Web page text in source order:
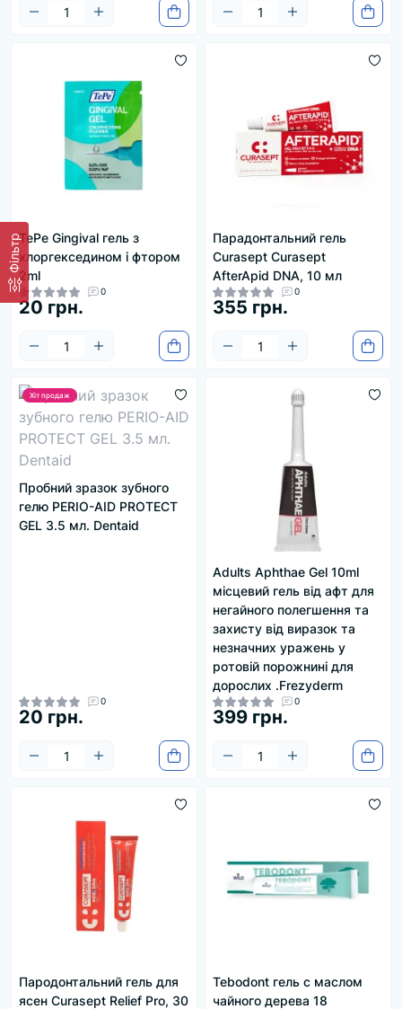
ФільтрTePe Gingival гель з
хлоргекседином і фтором
2ml
0
20 грн.
Парадонтальний гель
Curasept Curasept
AfterApid DNA, 10 мл
0
355 грн.
Хіт продаж
Пробний зразок зубного
гелю PERIO-AID PROTECT
GEL 3.5 мл. Dentaid
0
20 грн.
Adults Aphthae Gel 10ml
місцевий гель від афт для
негайного полегшення та
захисту від виразок та
незначних уражень у
ротовій порожнині для
дорослих .Frezyderm
0
399 грн.
Пародонтальний гель для
ясен Curasept Relief Pro, 30
Tebodont гель с маслом
чайного дерева 18